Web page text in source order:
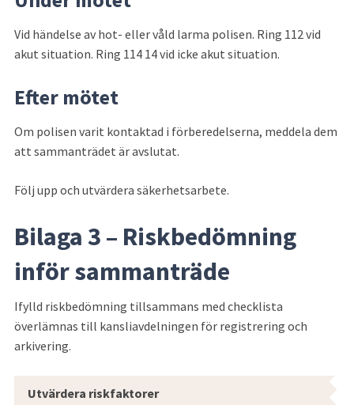
Vid händelse av hot- eller våld larma polisen. Ring 112 vid
akut situation. Ring 114 14 vid icke akut situation.
Efter mötet
Om polisen varit kontaktad i förberedelserna, meddela dem
att sammanträdet är avslutat.
Följ upp och utvärdera säkerhetsarbete.
Bilaga 3 – Riskbedömning
inför sammanträde
Ifylld riskbedömning tillsammans med checklista
överlämnas till kansliavdelningen för registrering och
arkivering.
Riskbedömning inför sammanträde
Utvärdera riskfaktorer